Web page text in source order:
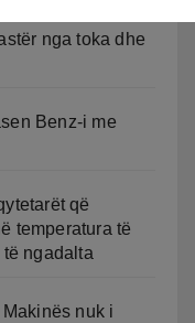
nga toka dhe
Benz-i me
që
temperatura të
të ngadalta
nuk i